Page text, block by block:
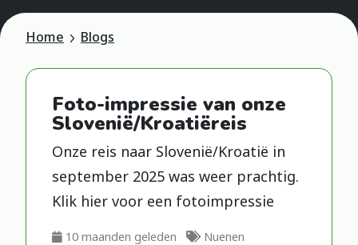
Home Blogs
Foto-impressie van onze
Slovenië/Kroatiëreis
Onze reis naar Slovenië/Kroatië in
september 2025 was weer prachtig.
Klik hier voor een fotoimpressie
l
10 maanden geleden Nuenen